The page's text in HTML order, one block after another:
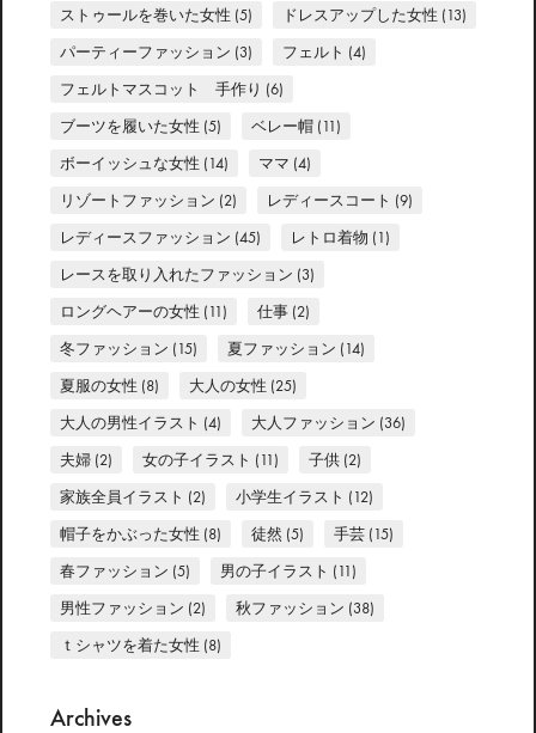
ストゥールを巻いた女性 (5) ドレスアップした女性 (13)
パーティーファッション (3) フェルト (4)
フェルトマスコット 手作り (6)
ブーツを履いた女性 (5) ベレー帽 (11)
ボーイッシュな女性 (14) ママ (4)
リゾートファッション (2) レディースコート (9)
レディースファッション (45) レトロ着物 (1)
レースを取り入れたファッション (3)
ロングヘアーの女性 (11) 仕事 (2)
冬ファッション (15) 夏ファッション (14)
夏服の女性 (8) 大人の女性 (25)
大人の男性イラスト (4) 大人ファッション (36)
夫婦 (2) 女の子イラスト (11) 子供 (2)
家族全員イラスト (2) 小学生イラスト (12)
帽子をかぶった女性 (8) 徒然 (5) 手芸 (15)
春ファッション (5) 男の子イラスト (11)
男性ファッション (2) 秋ファッション (38)
ｔシャツを着た女性 (8)
Archives